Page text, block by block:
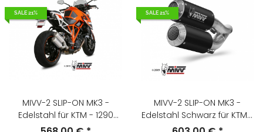
SALE 21%
MIVV-2 SLIP-ON MK3 -
Edelstahl für KTM - 1290
SUPERDUKE BJ. 2014 > 2019 -
SALE 21%
MIVV-2 SLIP-ON MK3 -
Edelstahl Schwarz für KTM -
1290 SUPERDUKE BJ. 2014 >